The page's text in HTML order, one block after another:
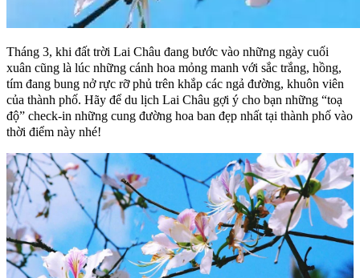
Tháng 3, khi đất trời Lai Châu đang bước vào những ngày cuối
xuân cũng là lúc những cánh hoa mỏng manh với sắc trắng, hồng,
tím đang bung nở rực rỡ phủ trên khắp các ngả đường, khuôn viên
của thành phố. Hãy để du lịch Lai Châu gợi ý cho bạn những “toạ
độ” check-in những cung đường hoa ban đẹp nhất tại thành phố vào
thời điểm này nhé!